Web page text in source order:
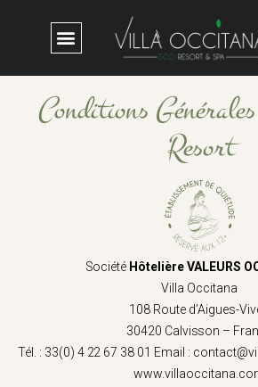
Conditions
Resort
Société Hôtelière VALEURS
Villa Occitana
108 Route d’Aigues-
30420 Calvisson –
Tél. : 33(0) 4 22 67 38 01 Email :